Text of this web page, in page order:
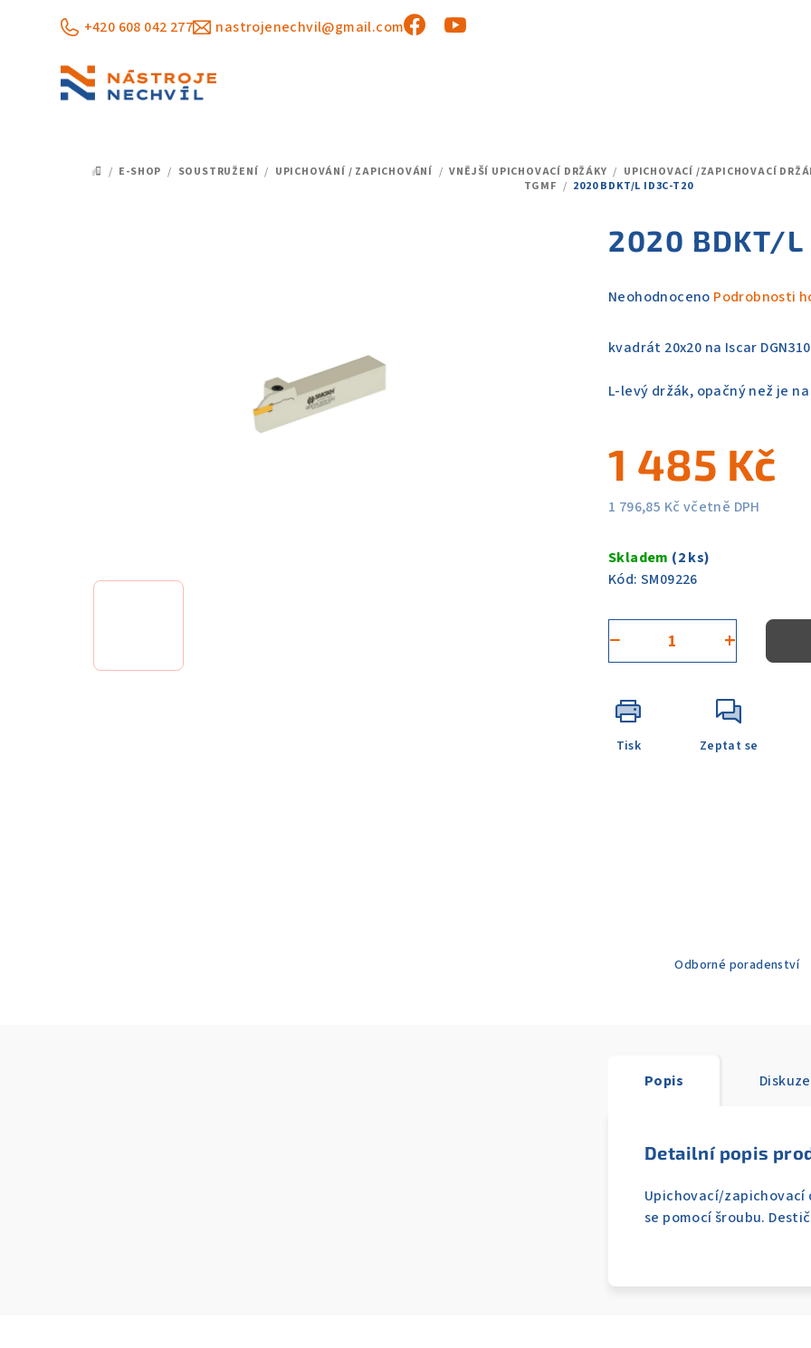
+420 608 042 277 nastrojenechvil@gmail.com
DOMŮ
/ E-SHOP / SOUSTRUŽENÍ / UPICHOVÁNÍ / ZAPICHOVÁNÍ / VNĚJŠÍ UPICHOVACÍ DRŽÁKY / UPICHOVACÍ /ZAPICHOVACÍ
TGMF / 2020 BDKT/L ID3C-T20
2020 BDKT/L
Průměrné
produktu
0,0
hvězdiček.
Neohodnoceno Podrobnosti
kvadrát 20x20 na Iscar
L-levý držák, opačný než je
1 485 Kč
1 796,85 Kč včetně DPH
cena:
Skladem (2 ks)
Kód: SM09226
+
−
Tisk Zeptat se
Odborné poradenství
Popis Diskuze
Detailní popis
Upichovací/zapichovací
se pomocí šroubu.